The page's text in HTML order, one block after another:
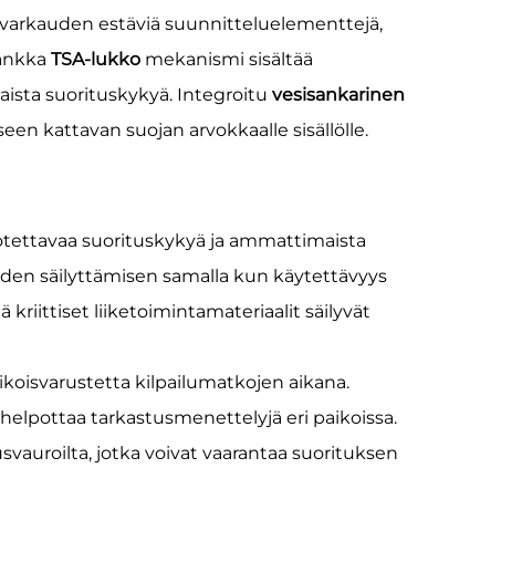
estäviä suunnitteluelementtejä,
TSA-lukko mekanismi sisältää
suorituskykyä. Integroitu vesisankarinen
kattavan suojan arvokkaalle sisällölle.
suorituskykyä ja ammattimaista
säilyttämisen samalla kun käytettävyys
kriittiset liiketoimintamateriaalit säilyvät
kilpailumatkojen aikana.
tarkastusmenettelyjä eri paikoissa.
jotka voivat vaarantaa suorituksen